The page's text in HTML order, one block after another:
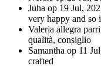
Juha op 19 Jul,
very happy and so
Valeria allegra
qualità, consiglio
Samantha op 11
crafted